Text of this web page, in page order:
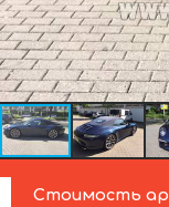
Стоимость